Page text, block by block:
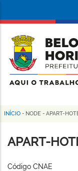
conteúdo
principal
da
Prefeitura
de
Horizonte
Trilha
de
INÍCIO - NODE - APART-
APART-
Código CNAE